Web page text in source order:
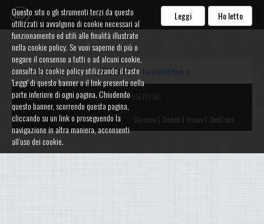
Facebike Team A.s.d.
Facebike Team A.s.d. - Tel. 059547359 -facebike@live.it
Copyright 2015 Watalike by Edisoft Srl - P.IVA 01956190365
Chi siamo | Contatti | Privacy | Condizioni
Questo sito o gli strumenti terzi da questo
utilizzati si avvalgono di cookie necessari al
funzionamento ed utili alle finalità illustrate
nella cookie policy. Se vuoi saperne di più o
negare il consenso a tutti o ad alcuni cookie,
consulta la cookie policy utilizzando il tasto
'Leggi' di questo banner o il link presente nella
parte inferiore di ogni pagina. Chiudendo
questo banner, scorrendo questa pagina,
cliccando su un link o proseguendo la
navigazione in altra maniera, acconsenti
all’uso dei cookie.
Leggi Ho letto